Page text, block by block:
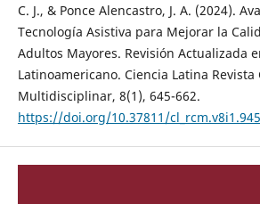
C. J., & Ponce Alencastro, J. A. (2024).
Tecnología Asistiva para Mejorar la
Adultos Mayores. Revisión Actualizada
Latinoamericano. Ciencia Latina Revista
Multidisciplinar, 8(1), 645-662.
https://doi.org/10.37811/